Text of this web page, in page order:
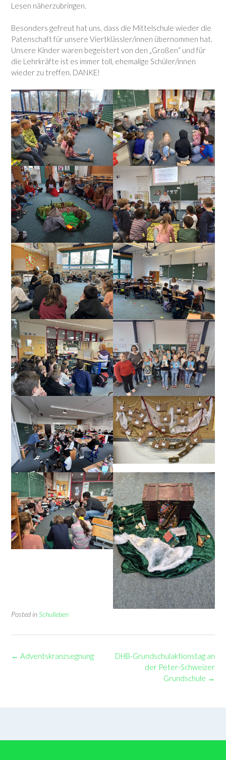
Lesen näherzubringen.
Besonders gefreut hat uns, dass die Mittelschule wieder die
Patenschaft für unsere Viertklässler/innen übernommen hat.
Unsere Kinder waren begeistert von den „Großen“ und für
die Lehrkräfte ist es immer toll, ehemalige Schüler/innen
wieder zu treffen. DANKE!
Posted inSchulleben
Post
DHB-Grundschulaktionstag an
der Peter-Schweizer
Grundschule →
← Adventskranzsegnung